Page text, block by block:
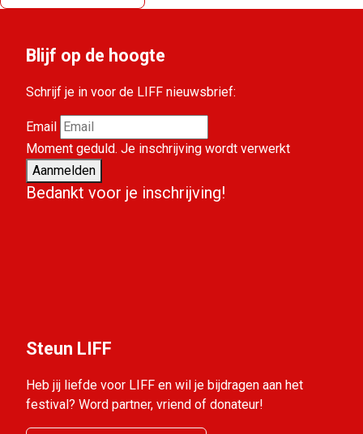
Blijf op de hoogte
Schrijf je in voor de LIFF nieuwsbrief:
Email
Moment geduld. Je inschrijving wordt verwerkt
Aanmelden
Bedankt voor je inschrijving!
Steun LIFF
Heb jij liefde voor LIFF en wil je bijdragen aan het
festival? Word partner, vriend of donateur!